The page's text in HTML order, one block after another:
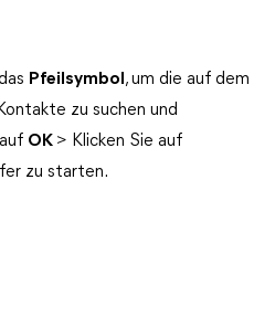
Pfeilsymbol , um die auf dem
zu suchen und
OK > Klicken Sie auf
zu starten.